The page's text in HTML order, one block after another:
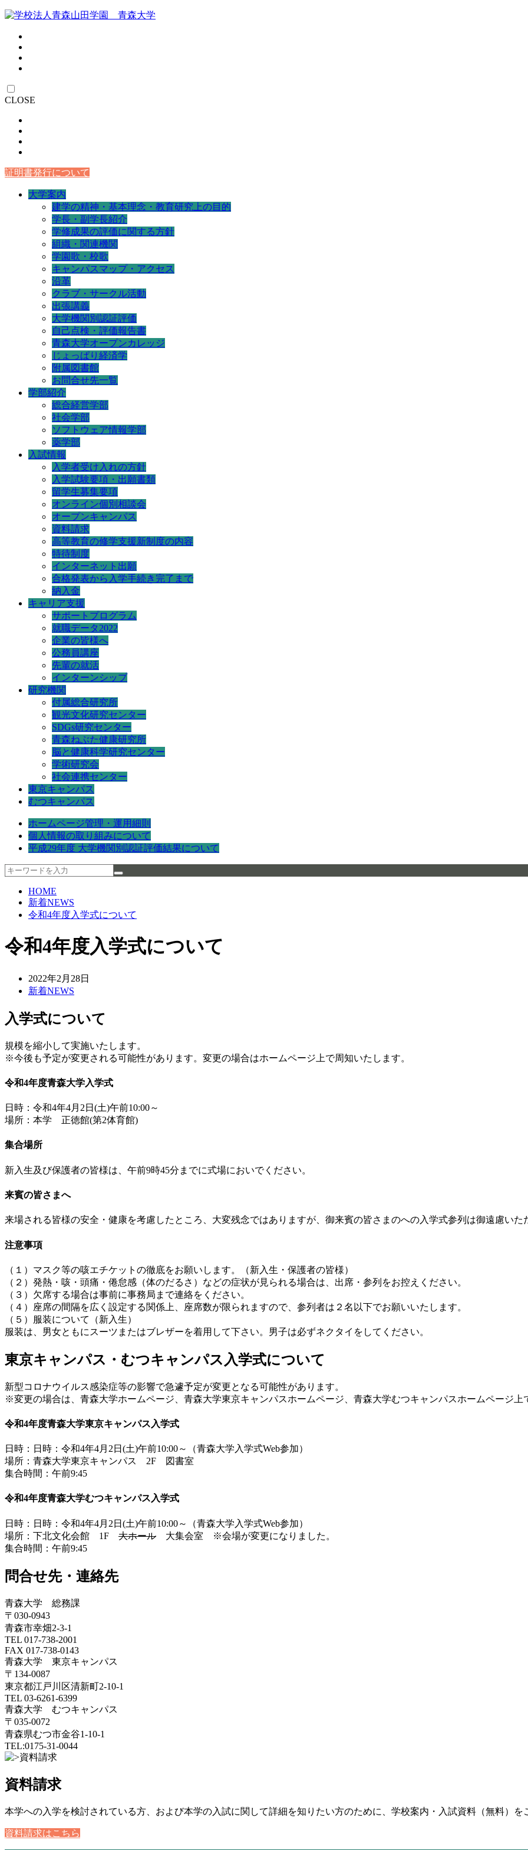
CLOSE
証明書発行について
大学案内
建学の精神・基本理念・教育研究上の目的
学長・副学長紹介
学修成果の評価に関する方針
組織・関連機関
学園歌・校歌
キャンパスマップ・アクセス
沿革
クラブ・サークル活動
出張講義
大学機関別認証評価
自己点検・評価報告書
青森大学オープンカレッジ
じょっぱり経済学
附属図書館
お問合せ先一覧
学部紹介
総合経営学部
社会学部
ソフトウェア情報学部
薬学部
入試情報
入学者受け入れの方針
入学試験要項・出願書類
留学生募集要項
オンライン個別相談会
オープンキャンパス
資料請求
高等教育の修学支援新制度の内容
特待制度
インターネット出願
合格発表から入学手続き完了まで
納入金
キャリア支援
サポートプログラム
就職データ2022
企業の皆様へ
公務員講座
先輩の就活
インターンシップ
研究機関
付属総合研究所
観光文化研究センター
SDGs研究センター
青森ねぶた健康研究所
脳と健康科学研究センター
学術研究会
社会連携センター
東京キャンパス
むつキャンパス
ホームページ管理・運用細則
個人情報の取り組みについて
平成29年度 大学機関別認証評価結果について
HOME
新着NEWS
令和4年度入学式について
令和4年度入学式について
2022年2月28日
新着NEWS
入学式について
規模を縮小して実施いたします。
※今後も予定が変更される可能性があります。変更の場合はホームページ上で周知いたします。
令和4年度青森大学入学式
日時：令和4年4月2日(土)午前10:00～
場所：本学 正徳館(第2体育館)
集合場所
新入生及び保護者の皆様は、午前9時45分までに式場においでください。
来賓の皆さまへ
来場される皆様の安全・健康を考慮したところ、大変残念ではありますが、御来賓の皆さまのへの入学式参列は御遠慮いた
注意事項
（１）マスク等の咳エチケットの徹底をお願いします。（新入生・保護者の皆様）
（２）発熱・咳・頭痛・倦怠感（体のだるさ）などの症状が見られる場合は、出席・参列をお控えください。
（３）欠席する場合は事前に事務局まで連絡をください。
（４）座席の間隔を広く設定する関係上、座席数が限られますので、参列者は２名以下でお願いいたします。
（５）服装について（新入生）
服装は、男女ともにスーツまたはブレザーを着用して下さい。男子は必ずネクタイをしてください。
東京キャンパス・むつキャンパス入学式について
新型コロナウイルス感染症等の影響で急遽予定が変更となる可能性があります。
※変更の場合は、青森大学ホームページ、青森大学東京キャンパスホームページ、青森大学むつキャンパスホームページ上
令和4年度青森大学東京キャンパス入学式
日時：日時：令和4年4月2日(土)午前10:00～（青森大学入学式Web参加）
場所：青森大学東京キャンパス 2F 図書室
集合時間：午前9:45
令和4年度青森大学むつキャンパス入学式
日時：日時：令和4年4月2日(土)午前10:00～（青森大学入学式Web参加）
場所：下北文化会館 1F 大ホール 大集会室 ※会場が変更になりました。
集合時間：午前9:45
問合せ先・連絡先
青森大学 総務課
〒030-0943
青森市幸畑2-3-1
TEL 017-738-2001
FAX 017-738-0143
青森大学 東京キャンパス
〒134-0087
東京都江戸川区清新町2-10-1
TEL 03-6261-6399
青森大学 むつキャンパス
〒035-0072
青森県むつ市金谷1-10-1
TEL:0175-31-0044
資料請求
本学への入学を検討されている方、および本学の入試に関して詳細を知りたい方のために、学校案内・入試資料（無料）を
資料請求はこちら